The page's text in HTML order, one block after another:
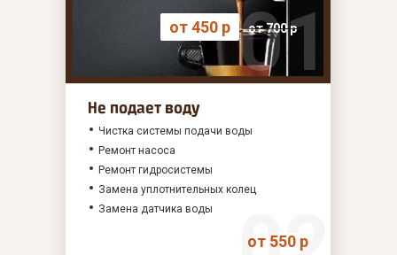
от 450 р от 700 р
Не подает воду
Чистка системы подачи воды
Ремонт насоса
Ремонт гидросистемы
Замена уплотнительных колец
Замена датчика воды
от 550 р